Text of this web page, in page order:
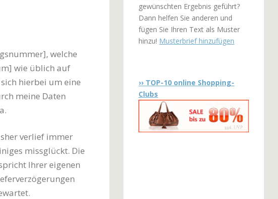
welche
wie üblich auf
hierbei um eine
meine Daten
verlief immer
missglückt. Die
Ihrer eigenen
gewünschten Ergebnis geführt?
Dann helfen Sie anderen und
fügen Sie Ihren Text als Muster
hinzu! Musterbrief hinzufügen
›› TOP-10 online Shopping-
Clubs